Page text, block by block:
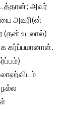
அவர்
அவரி(ன்
(தன் உடலால்)
கர்ப்பமானாள்.
நல்ல